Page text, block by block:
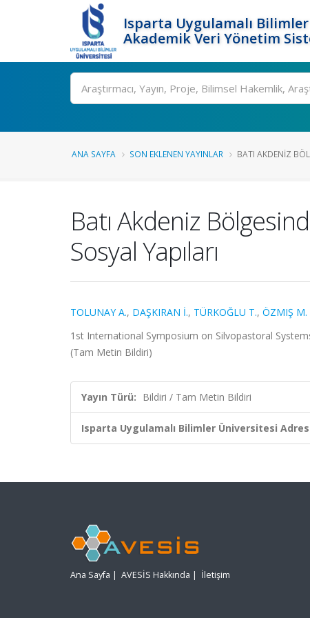
Isparta Uygulamalı
Akademik Veri Yönetim
Ara
ANA SAYFA SON EKLENEN YAYINLAR BATI AKDENIZ
Batı Akdeniz
Sosyal Yapıları
TOLUNAY A., DAŞKIRAN İ., TÜRKOĞLU T., ÖZMIŞ M.
1st International Symposium on Silvopastoral
(Tam Metin Bildiri)
Yayın Türü: Bildiri / Tam Metin Bildiri
Isparta Uygulamalı Bilimler Üniversitesi
Ana Sayfa | AVESİS Hakkında | İletişim